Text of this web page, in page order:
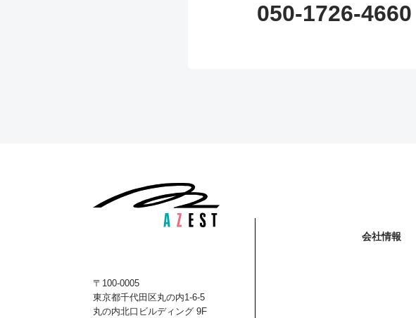
050-1726-4660
〒100-0005
東京都千代田区丸の内1-6-5
丸の内北口ビルディング 9F
会社情報